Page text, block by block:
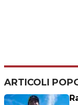
ARTICOLI